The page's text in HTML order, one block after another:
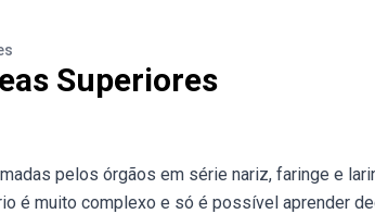
Superiores
pelos órgãos em série nariz, faringe e
é muito complexo e só é possível aprender